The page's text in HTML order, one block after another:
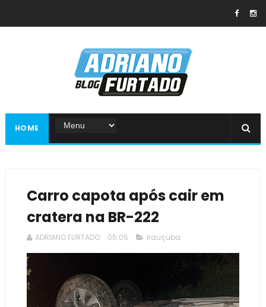
HOME
Carro capota após cair em
cratera na BR-222
ADRIANO FURTADO 05:05 Irauçuba